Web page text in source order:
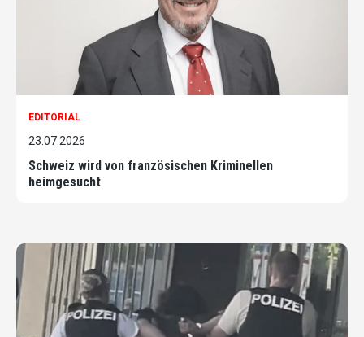
EDITORIAL
23.07.2026
Schweiz wird von französischen Kriminellen
heimgesucht